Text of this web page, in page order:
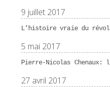
9 juillet 2017
L’histoire vraie du
5 mai 2017
Pierre-Nicolas
27 avril 2017